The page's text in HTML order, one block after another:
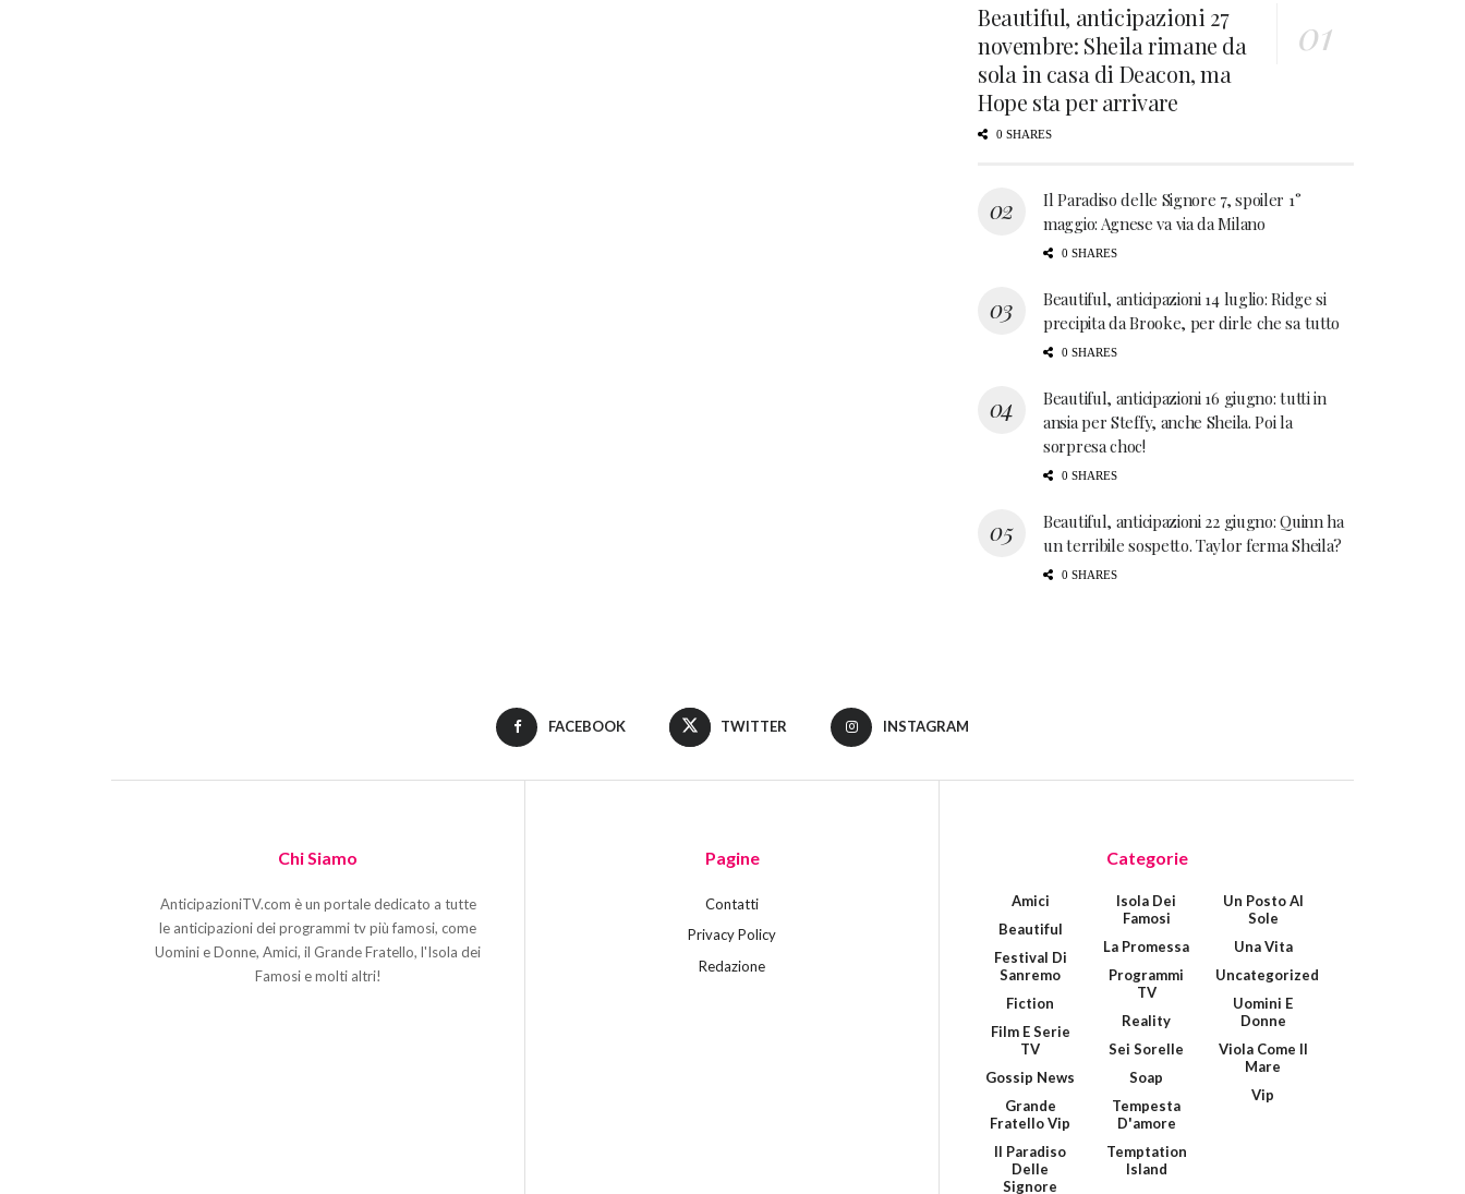
Beautiful, anticipazioni 27
novembre: Sheila rimane da
sola in casa di Deacon, ma
Hope sta per arrivare
0 SHARES
Il Paradiso delle Signore 7, spoiler 1°
maggio: Agnese va via da Milano
0 SHARES
Beautiful, anticipazioni 14 luglio: Ridge si
precipita da Brooke, per dirle che sa tutto
0 SHARES
Beautiful, anticipazioni 16 giugno: tutti in
ansia per Steffy, anche Sheila. Poi la
sorpresa choc!
0 SHARES
Beautiful, anticipazioni 22 giugno: Quinn ha
un terribile sospetto. Taylor ferma Sheila?
0 SHARES
FACEBOOK TWITTER INSTAGRAM
Chi Siamo
AnticipazioniTV.com è un portale dedicato a tutte
le anticipazioni dei programmi tv più famosi, come
Uomini e Donne, Amici, il Grande Fratello, l'Isola dei
Famosi e molti altri!
Pagine
Contatti
Privacy Policy
Redazione
Categorie
Amici
Beautiful
Festival Di
Sanremo
Fiction
Film E Serie
TV
Gossip News
Grande
Fratello Vip
Il Paradiso
Delle
Signore
Isola Dei
Famosi
La Promessa
Programmi
TV
Reality
Sei Sorelle
Soap
Tempesta
D'amore
Temptation
Island
Un Posto Al
Sole
Una Vita
Uncategorized
Uomini E
Donne
Viola Come Il
Mare
Vip